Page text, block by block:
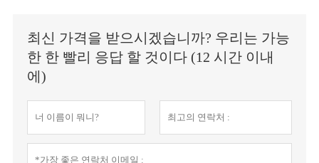
최신 가격을 받으시겠습니까? 우리는 가능
한 한 빨리 응답 할 것이다 (12 시간 이내
에)